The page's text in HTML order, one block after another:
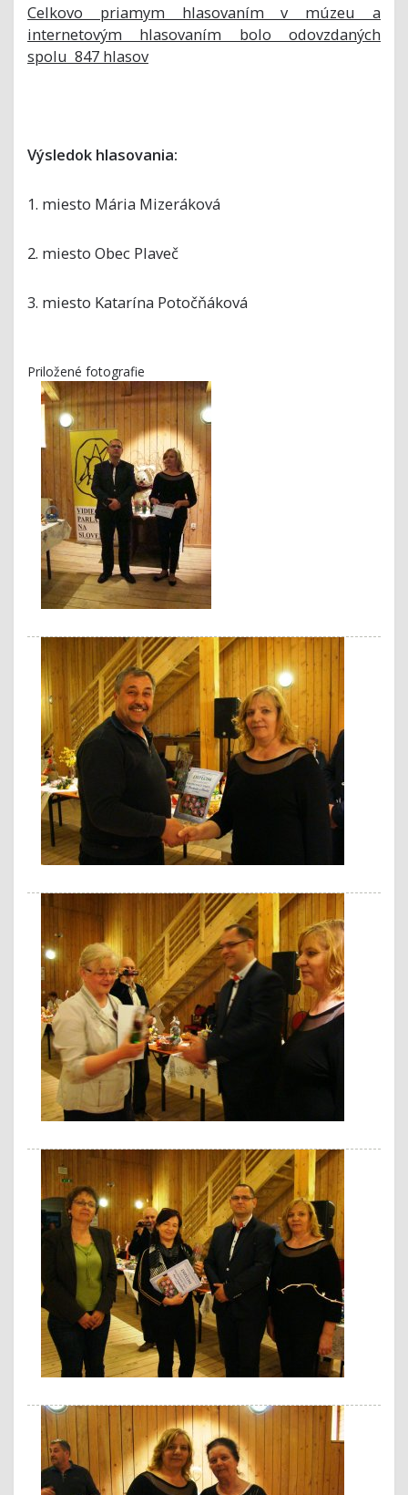
Celkovo priamym hlasovaním v múzeu a
internetovým hlasovaním bolo odovzdaných
spolu 847 hlasov
Výsledok hlasovania:
1. miesto Mária Mizeráková
2. miesto Obec Plaveč
3. miesto Katarína Potočňáková
Priložené fotografie